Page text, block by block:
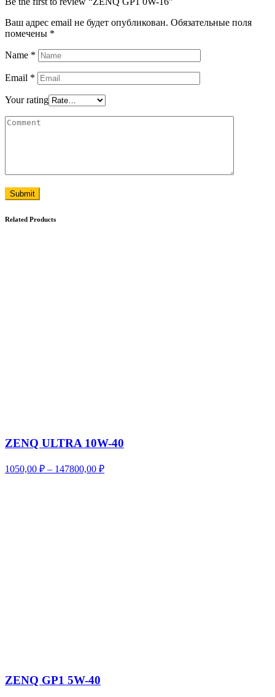
Ваш адрес email не будет опубликован. Обязательные поля
помечены *
Name *
Email *
Your rating
Submit
Related Products
ZENQ ULTRA 10W-40
1050,00 ₽ – 147800,00 ₽Диапазон
ZENQ GP1 5W-40